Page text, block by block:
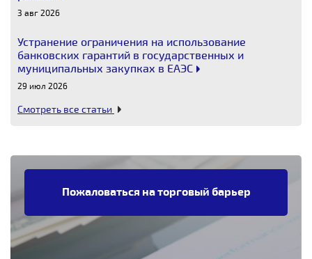
3 авг 2026
Устранение ограничения на использование
банковских гарантий в государственных и
муниципальных закупках в ЕАЭС
29 июл 2026
Смотреть все статьи
Пожаловаться на торговый барьер